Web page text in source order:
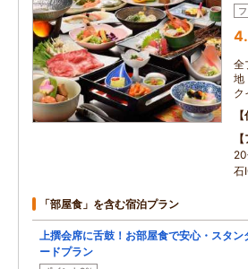
全
地
ク
石
「部屋食」を含む宿泊プラン
上撰会席に舌鼓！お部屋食で安心・スタン
ードプラン